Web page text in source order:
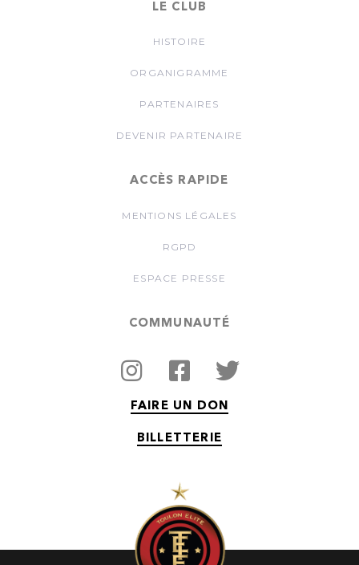
LE CLUB
HISTOIRE
ORGANIGRAMME
PARTENAIRES
DEVENIR PARTENAIRE
ACCÈS RAPIDE
MENTIONS LÉGALES
RGPD
ESPACE PRESSE
COMMUNAUTÉ
FAIRE UN DON
BILLETTERIE